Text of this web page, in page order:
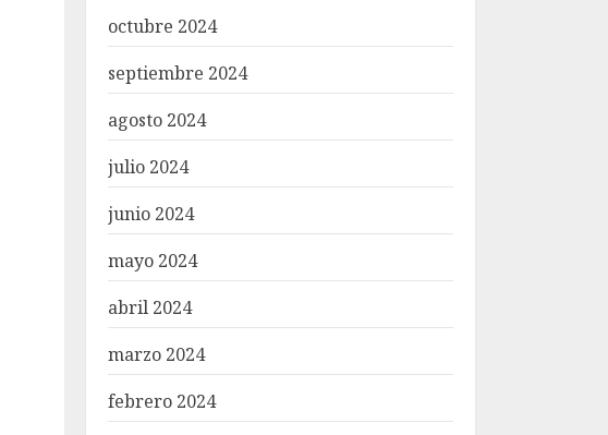
octubre 2024
septiembre 2024
agosto 2024
julio 2024
junio 2024
mayo 2024
abril 2024
marzo 2024
febrero 2024